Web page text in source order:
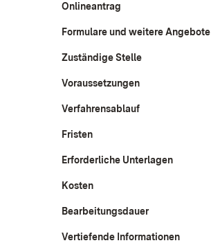
Onlineantrag
Formulare und weitere Angebote
Zuständige Stelle
Voraussetzungen
Verfahrensablauf
Fristen
Erforderliche Unterlagen
Kosten
Bearbeitungsdauer
Vertiefende Informationen